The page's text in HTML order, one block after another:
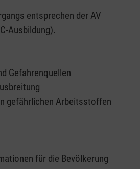
entsprechen der AV
Ausbildung).
Gefahrenquellen
gefährlichen Arbeitsstoffen
für die Bevölkerung